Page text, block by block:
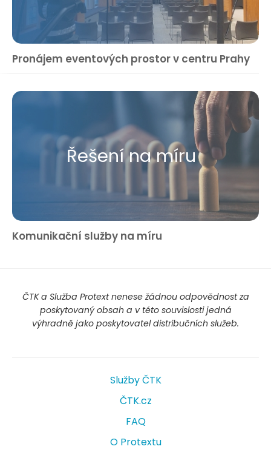
Pronájem eventových prostor v centru Prahy
Řešení na míru
Komunikační služby na míru
ČTK a Služba Protext nenese žádnou odpovědnost za
poskytovaný obsah a v této souvislosti jedná
výhradně jako poskytovatel distribučních služeb.
Služby ČTK
ČTK.cz
FAQ
O Protextu